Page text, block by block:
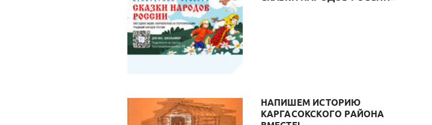
НАПИШЕМ ИСТОРИЮ
КАРГАСОКСКОГО РАЙОНА